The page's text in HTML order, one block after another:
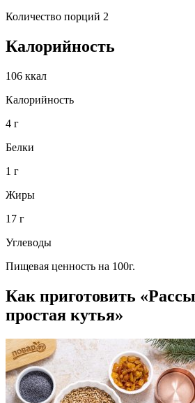
Количество порций 2
Калорийность
106 ккал
Калорийность
4 г
Белки
1 г
Жиры
17 г
Углеводы
Пищевая ценность на 100г.
Как приготовить
простая кутья»